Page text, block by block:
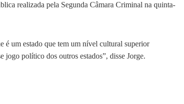
realizada pela Segunda Câmara Criminal na quinta-
é um estado que tem um nível cultural superior
jogo político dos outros estados”, disse Jorge.